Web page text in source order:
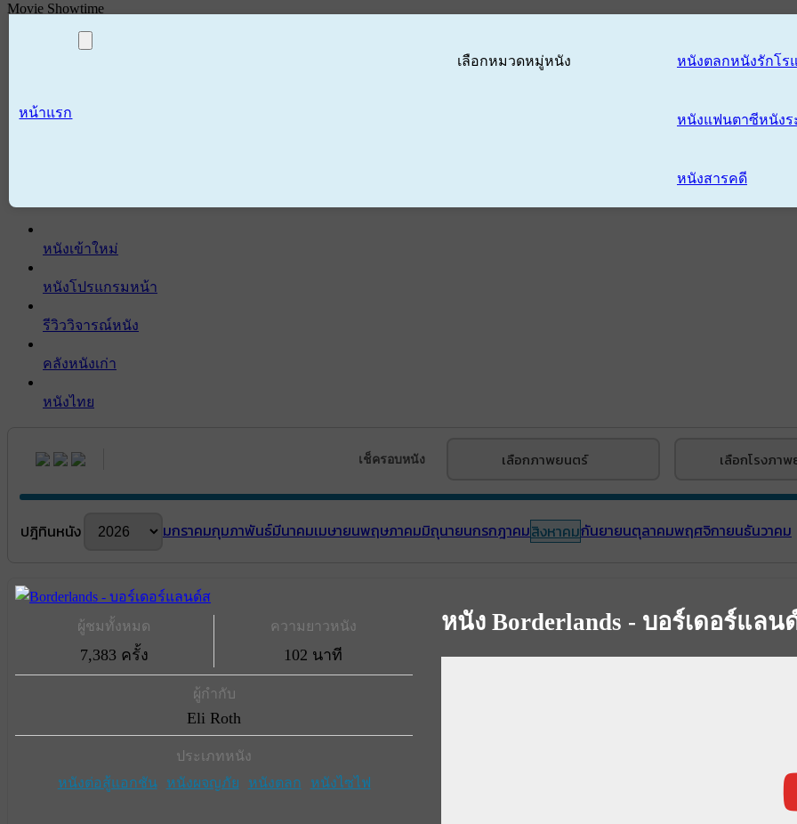
Movie Showtime
หน้าแรก
เลือกหมวดหมู่หนัง หนังตลกหนังรักโร
หนังแฟนตาซีหนัง
หนังสารคดี
หนังเข้าใหม่
หนังโปรแกรมหน้า
รีวิววิจารณ์หนัง
คลังหนังเก่า
หนังไทย
เช็ครอบหนัง เลือกภาพยนตร์ เลือกโรงภา
ปฎิทินหนัง มกราคมกุมภาพันธ์มีนาคมเมษายนพฤษภาคมมิถุนายนกรกฎาคมสิงหาคมกันยายนตุลาคมพฤศจิกายนธันวาคม
ผู้ชมทั้งหมด
7,383 ครั้ง
ความยาวหนัง
102 นาที
ผู้กำกับ
Eli Roth
ประเภทหนัง
หนังต่อสู้แอกชัน
หนังผจญภัย หนังตลก หนังไซไฟ
หนัง Borderlands - บอร์เดอร์แลน